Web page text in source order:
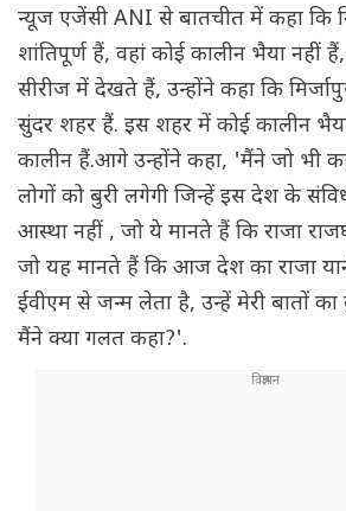
न्यूज एजेंसी ANI से बातचीत में कहा कि
शांतिपूर्ण हैं, वहां कोई कालीन भैया
सीरीज में देखते हैं, उन्होंने कहा कि
सुंदर शहर हैं. इस शहर में कोई कालीन
कालीन हैं.आगे उन्होंने कहा, 'मैंने जो भी
लोगों को बुरी लगेगी जिन्हें इस देश के
आस्था नहीं , जो ये मानते हैं कि राजा
जो यह मानते हैं कि आज देश का राजा
ईवीएम से जन्म लेता है, उन्हें मेरी बातों का
मैंने क्या गलत कहा?'.